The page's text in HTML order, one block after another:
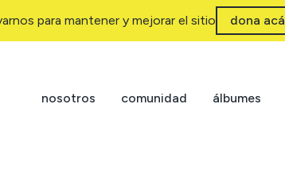
para mantener y mejorar el sitio dona acá
nosotros comunidad álbumes